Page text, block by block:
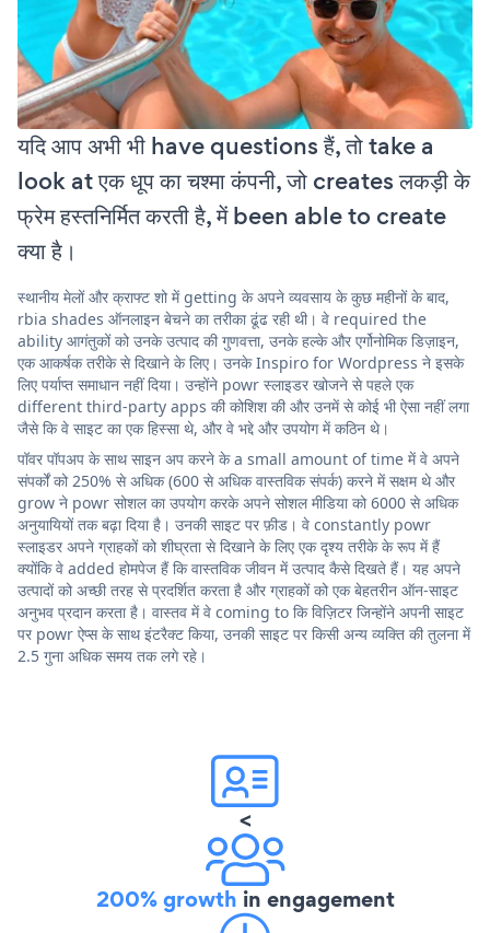
यदि आप अभी भी have questions हैं, तो take a
look at एक धूप का चश्मा कंपनी, जो creates लकड़ी के
फ्रेम हस्तनिर्मित करती है, में been able to create
क्या है।
स्थानीय मेलों और क्राफ्ट शो में getting के अपने व्यवसाय के कुछ महीनों के बाद,
rbia shades ऑनलाइन बेचने का तरीका ढूंढ रही थी। वे required the
ability आगंतुकों को उनके उत्पाद की गुणवत्ता, उनके हल्के और एर्गोनोमिक डिज़ाइन,
एक आकर्षक तरीके से दिखाने के लिए। उनके Inspiro for Wordpress ने इसके
लिए पर्याप्त समाधान नहीं दिया। उन्होंने powr स्लाइडर खोजने से पहले एक
different third-party apps की कोशिश की और उनमें से कोई भी ऐसा नहीं लगा
जैसे कि वे साइट का एक हिस्सा थे, और वे भद्दे और उपयोग में कठिन थे।
पॉवर पॉपअप के साथ साइन अप करने के a small amount of time में वे अपने
संपर्कों को 250% से अधिक (600 से अधिक वास्तविक संपर्क) करने में सक्षम थे और
grow ने powr सोशल का उपयोग करके अपने सोशल मीडिया को 6000 से अधिक
अनुयायियों तक बढ़ा दिया है। उनकी साइट पर फ़ीड। वे constantly powr
स्लाइडर अपने ग्राहकों को शीघ्रता से दिखाने के लिए एक दृश्य तरीके के रूप में हैं
क्योंकि वे added होमपेज हैं कि वास्तविक जीवन में उत्पाद कैसे दिखते हैं। यह अपने
उत्पादों को अच्छी तरह से प्रदर्शित करता है और ग्राहकों को एक बेहतरीन ऑन-साइट
अनुभव प्रदान करता है। वास्तव में वे coming to कि विज़िटर जिन्होंने अपनी साइट
पर powr ऐप्स के साथ इंटरैक्ट किया, उनकी साइट पर किसी अन्य व्यक्ति की तुलना में
2.5 गुना अधिक समय तक लगे रहे।
<
200% growth in engagement